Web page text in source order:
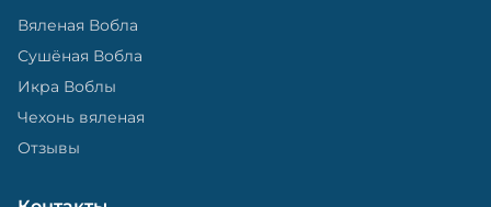
Вяленая Вобла
Сушёная Вобла
Икра Воблы
Чехонь вяленая
Отзывы